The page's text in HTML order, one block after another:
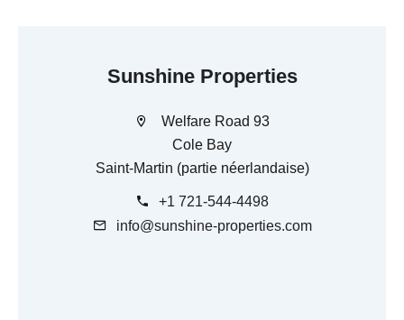
Sunshine Properties
Welfare Road 93
Cole Bay
Saint-Martin (partie néerlandaise)
+1 721-544-4498
info@sunshine-properties.com